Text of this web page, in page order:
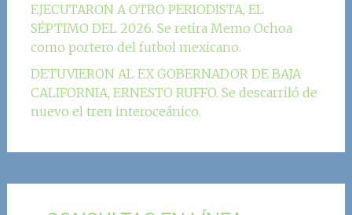
EJECUTARON A OTRO PERIODISTA, EL
SÉPTIMO DEL 2026. Se retira Memo Ochoa
como portero del futbol mexicano.
DETUVIERON AL EX GOBERNADOR DE BAJA
CALIFORNIA, ERNESTO RUFFO. Se descarriló de
nuevo el tren interoceánico.